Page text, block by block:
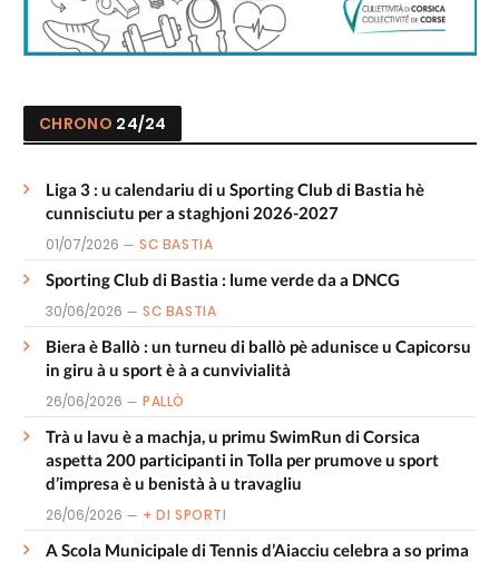
CHRONO 24/24
Liga 3 : u calendariu di u Sporting Club di Bastia hè
cunnisciutu per a staghjoni 2026-2027
01/07/2026 SC BASTIA
Sporting Club di Bastia : lume verde da a DNCG
30/06/2026 SC BASTIA
Biera è Ballò : un turneu di ballò pè adunisce u Capicorsu
in giru à u sport è à a cunvivialità
26/06/2026 PALLÒ
Trà u lavu è a machja, u primu SwimRun di Corsica
aspetta 200 participanti in Tolla per prumove u sport
d’impresa è u benistà à u travagliu
26/06/2026 + DI SPORTI
A Scola Municipale di Tennis d’Aiacciu celebra a so prima